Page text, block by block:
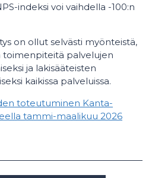
indeksi voi vaihdella -100:n
on ollut selvästi myönteistä,
toimenpiteitä palvelujen
ja lakisääteisten
kaikissa palveluissa.
toteutuminen Kanta-
tammi-maalikuu 2026